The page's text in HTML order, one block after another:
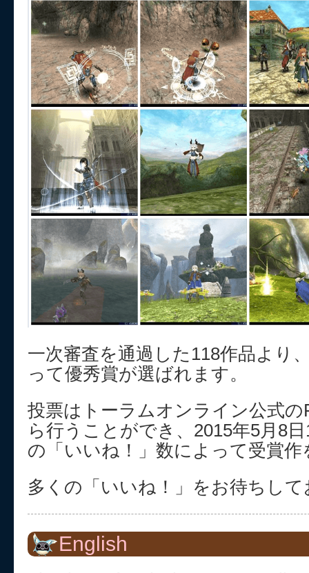
一次審査を通過した118作品より
って優秀賞が選ばれます。
投票はトーラムオンライン公式の
ら行うことができ、2015年5月8
の「いいね！」数によって受賞
多くの「いいね！」をお待ちし
English